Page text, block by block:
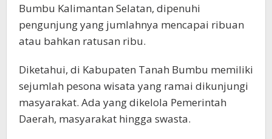
Bumbu Kalimantan Selatan, dipenuhi
pengunjung yang jumlahnya mencapai ribuan
atau bahkan ratusan ribu.
Diketahui, di Kabupaten Tanah Bumbu memiliki
sejumlah pesona wisata yang ramai dikunjungi
masyarakat. Ada yang dikelola Pemerintah
Daerah, masyarakat hingga swasta.